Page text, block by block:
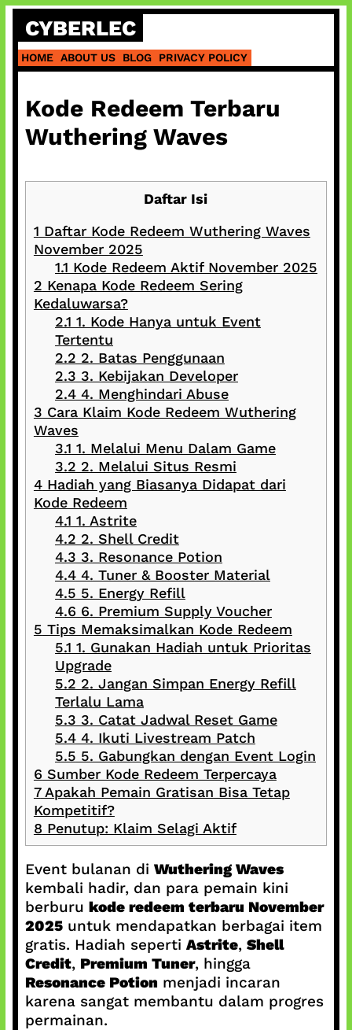
Skip
content
CYBERLEC
HOME ABOUT US BLOG PRIVACY POLICY
Kode Redeem Terbaru
Wuthering Waves
Daftar Isi
1 Daftar Kode Redeem Wuthering Waves
November 2025
1.1 Kode Redeem Aktif November 2025
2 Kenapa Kode Redeem Sering
Kedaluwarsa?
2.1 1. Kode Hanya untuk Event
Tertentu
2.2 2. Batas Penggunaan
2.3 3. Kebijakan Developer
2.44. Menghindari Abuse
3 Cara Klaim Kode Redeem Wuthering
Waves
3.1 1. Melalui Menu Dalam Game
3.2 2. Melalui Situs Resmi
4Hadiah yang Biasanya Didapat dari
Kode Redeem
4.1 1. Astrite
4.2 2. Shell Credit
4.3 3. Resonance Potion
4.44. Tuner & Booster Material
4.5 5. Energy Refill
4.6 6. Premium Supply Voucher
5 Tips Memaksimalkan Kode Redeem
5.1 1. Gunakan Hadiah untuk Prioritas
Upgrade
5.2 2. Jangan Simpan Energy Refill
Terlalu Lama
5.3 3. Catat Jadwal Reset Game
5.44. Ikuti Livestream Patch
5.5 5. Gabungkan dengan Event Login
6 Sumber Kode Redeem Terpercaya
7Apakah Pemain Gratisan Bisa Tetap
Kompetitif?
8 Penutup: Klaim Selagi Aktif
Event bulanan di Wuthering Waves
kembali hadir, dan para pemain kini
berburu kode redeem terbaru November
2025untuk mendapatkan berbagai item
gratis. Hadiah seperti Astrite, Shell
Credit, Premium Tuner, hingga
Resonance Potion menjadi incaran
karena sangat membantu dalam progres
permainan.